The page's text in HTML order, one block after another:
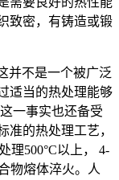
致密，有铸造或锻
并不是一个被广泛
适当的热处理能够
一事实也还备受
准的热处理工艺，
理500°C以上， 4-
物熔体淬火。人